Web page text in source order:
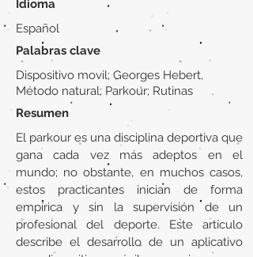
Idioma
Español
Palabras clave
Dispositivo movil; Georges Hebert,
Método natural; Parkour; Rutinas
Resumen
El parkour es una disciplina deportiva que
gana cada vez más adeptos en el
mundo; no obstante, en muchos casos,
estos practicantes inician de forma
empírica y sin la supervisión de un
profesional del deporte. Este artículo
describe el desarrollo de un aplicativo